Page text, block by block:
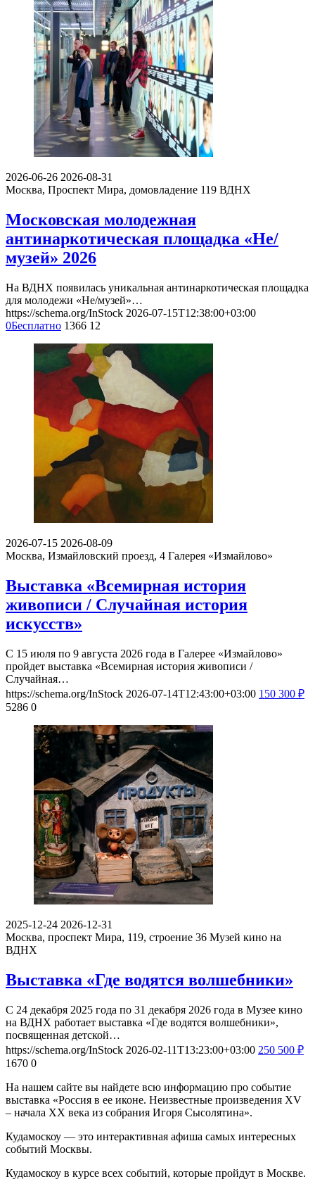
2026-06-26 2026-08-31
Москва, Проспект Мира, домовладение 119 ВДНХ
Московская молодежная
антинаркотическая площадка «Не/
музей» 2026
На ВДНХ появилась уникальная антинаркотическая площадка
для молодежи «Не/музей»…
https://schema.org/InStock 2026-07-15T12:38:00+03:00
0Бесплатно 1366 12
2026-07-15 2026-08-09
Москва, Измайловский проезд, 4 Галерея «Измайлово»
Выставка «Всемирная история
живописи / Случайная история
искусств»
С 15 июля по 9 августа 2026 года в Галерее «Измайлово»
пройдет выставка «Всемирная история живописи /
Случайная…
https://schema.org/InStock 2026-07-14T12:43:00+03:00 150 300 ₽
5286 0
2025-12-24 2026-12-31
Москва, проспект Мира, 119, строение 36 Музей кино на
ВДНХ
Выставка «Где водятся волшебники»
С 24 декабря 2025 года по 31 декабря 2026 года в Музее кино
на ВДНХ работает выставка «Где водятся волшебники»,
посвященная детской…
https://schema.org/InStock 2026-02-11T13:23:00+03:00 250 500 ₽
1670 0
На нашем сайте вы найдете всю информацию про событие
выставка «Россия в ее иконе. Неизвестные произведения XV
– начала XX века из собрания Игоря Сысолятина».
Кудамоскоу — это интерактивная афиша самых интересных
событий Москвы.
Кудамоскоу в курсе всех событий, которые пройдут в Москве.